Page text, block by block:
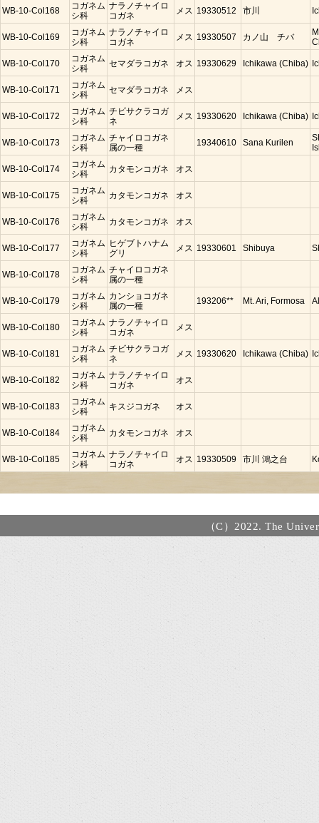
WB-10-Col168
コガネム
シ科
ナラノチャイロ
コガネ
メス 19330512 市川
WB-10-Col169
コガネム
シ科
ナラノチャイロ
コガネ
メス 19330507 カノ山 チバ
WB-10-Col170
コガネム
シ科
セマダラコガネ オス 19330629 Ichikawa (Chiba)
WB-10-Col171
コガネム
シ科
セマダラコガネ メス
WB-10-Col172
コガネム
シ科
チビサクラコガ
ネ
メス 19330620 Ichikawa (Chiba)
WB-10-Col173
コガネム
シ科
チャイロコガネ
属の一種
19340610 Sana Kurilen
WB-10-Col174
コガネム
シ科
カタモンコガネ オス
WB-10-Col175
コガネム
シ科
カタモンコガネ オス
WB-10-Col176
コガネム
シ科
カタモンコガネ オス
WB-10-Col177
コガネム
シ科
ヒゲブトハナム
グリ
メス 19330601 Shibuya
WB-10-Col178
コガネム
シ科
チャイロコガネ
属の一種
WB-10-Col179
コガネム
シ科
カンショコガネ
属の一種
193206** Mt. Ari, Formosa
WB-10-Col180
コガネム
シ科
ナラノチャイロ
コガネ
メス
WB-10-Col181
コガネム
シ科
チビサクラコガ
ネ
メス 19330620 Ichikawa (Chiba)
WB-10-Col182
コガネム
シ科
ナラノチャイロ
コガネ
オス
WB-10-Col183
コガネム
シ科
キスジコガネ オス
WB-10-Col184
コガネム
シ科
カタモンコガネ オス
WB-10-Col185
コガネム
シ科
ナラノチャイロ
コガネ
オス 19330509 市川 鴻之台
（C）2022. The